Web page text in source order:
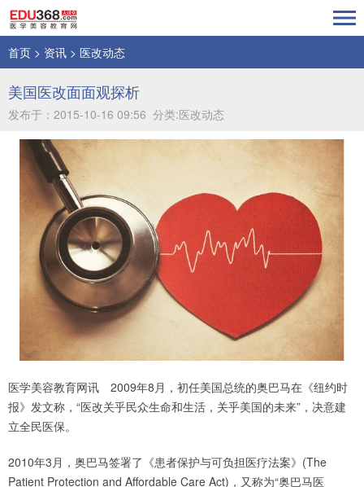
首页 > 资讯 > 医改动态
美国医改面面观探析
发布于：2015-10-16 09:56 分类:医改动态
医学美容教育网讯 2009年8月，初任美国总统的奥巴马在《纽约时
报》发文称，“医改关乎民众生命和生活，关乎美国的未来”，决意建
立全民医保。
2010年3月，奥巴马签署了《患者保护与可负担医疗法案》(The
Patient Protection and Affordable Care Act)，又称为“奥巴马医